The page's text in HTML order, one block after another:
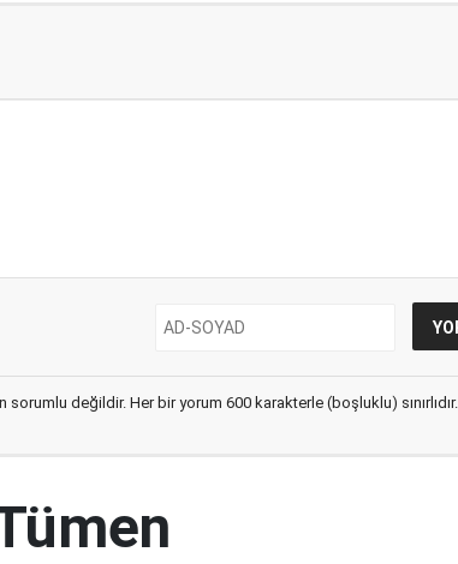
değildir. Her bir yorum 600 karakterle (boşluklu) sınırlıdır.